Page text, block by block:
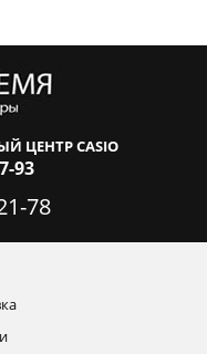
ЦЕНТР CASIO
93
78